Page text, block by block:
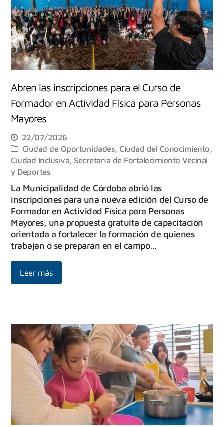
Abren las inscripciones para el Curso de
Formador en Actividad Física para Personas
Mayores
22/07/2026
Ciudad de Oportunidades,Ciudad del Conocimiento,
Ciudad Inclusiva, Secretaría de Fortalecimiento Vecinal
y Deportes
La Municipalidad de Córdoba abrió las
inscripciones para una nueva edición del Curso de
Formador en Actividad Física para Personas
Mayores, una propuesta gratuita de capacitación
orientada a fortalecer la formación de quienes
trabajan o se preparan en el campo…
Leer más